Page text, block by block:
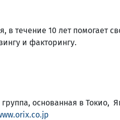
в течение 10 лет помогает
и факторингу.
основанная в Токио,